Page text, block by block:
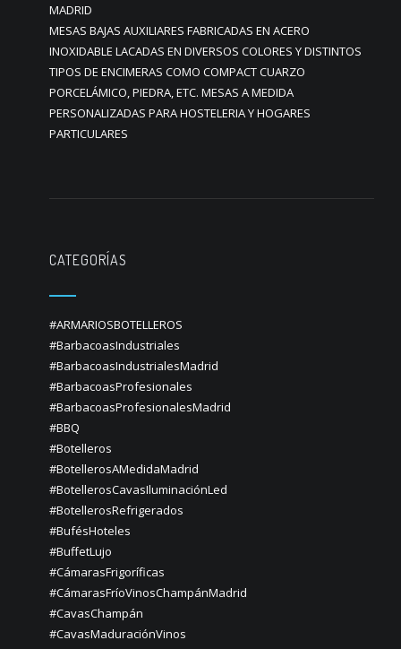
MADRID
MESAS BAJAS AUXILIARES FABRICADAS EN ACERO
INOXIDABLE LACADAS EN DIVERSOS COLORES Y DISTINTOS
TIPOS DE ENCIMERAS COMO COMPACT CUARZO
PORCELÁMICO, PIEDRA, ETC. MESAS A MEDIDA
PERSONALIZADAS PARA HOSTELERIA Y HOGARES
PARTICULARES
CATEGORÍAS
#ARMARIOSBOTELLEROS
#BarbacoasIndustriales
#BarbacoasIndustrialesMadrid
#BarbacoasProfesionales
#BarbacoasProfesionalesMadrid
#BBQ
#Botelleros
#BotellerosAMedidaMadrid
#BotellerosCavasIluminaciónLed
#BotellerosRefrigerados
#BufésHoteles
#BuffetLujo
#CámarasFrigoríficas
#CámarasFríoVinosChampánMadrid
#CavasChampán
#CavasMaduraciónVinos